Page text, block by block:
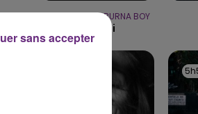
14h00 - 15h00
LA RADIO POP
SHAKIRA FEAT. BURNA BOY
Dai Dai
sans accepter